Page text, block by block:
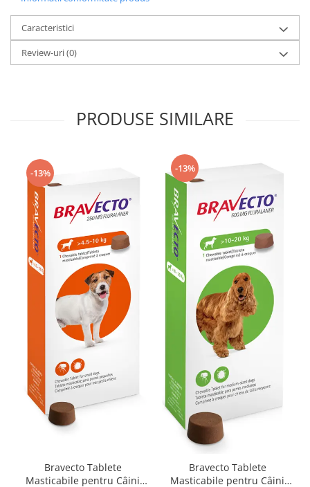
Caracteristici
Review-uri(0)
PRODUSE SIMILARE
-13%
Bravecto Tablete
Masticabile pentru Câini
-13%
Bravecto Tablete
Masticabile pentru Câini